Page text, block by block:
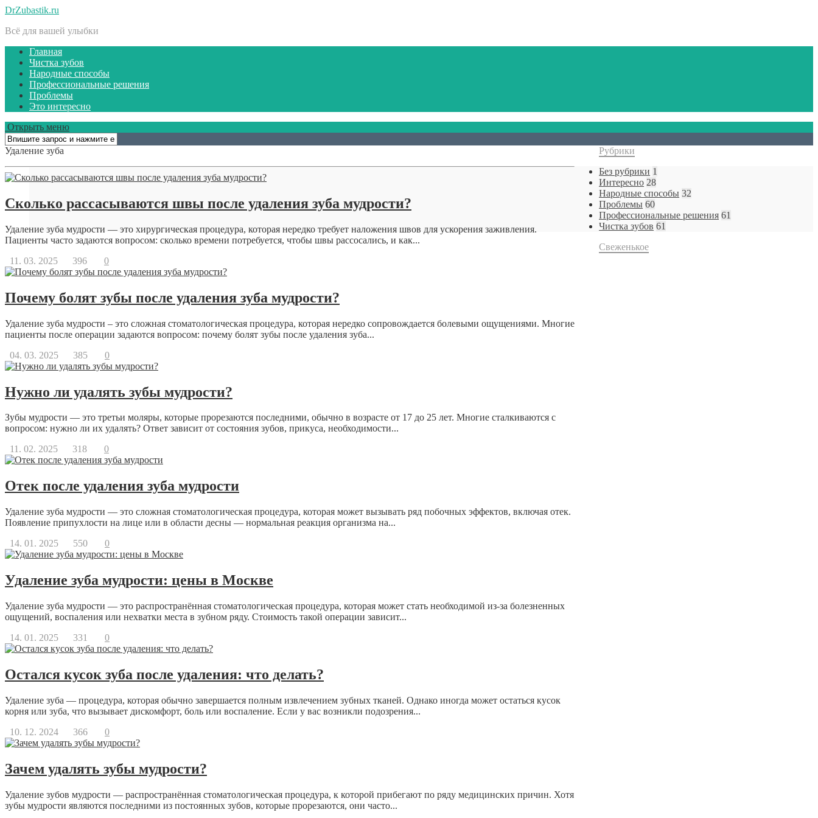
DrZubastik.ru
Всё для вашей улыбки
Главная
Чистка зубов
Народные способы
Профессиональные решения
Проблемы
Это интересно
Открыть меню
Удаление зуба
Сколько рассасываются швы после удаления зуба мудрости?
Удаление зуба мудрости — это хирургическая процедура, которая нередко требует наложения швов для ускорения заживления.
Пациенты часто задаются вопросом: сколько времени потребуется, чтобы швы рассосались, и как...
11. 03. 2025
396 0
Почему болят зубы после удаления зуба мудрости?
Удаление зуба мудрости – это сложная стоматологическая процедура, которая нередко сопровождается болевыми ощущениями. Многие
пациенты после операции задаются вопросом: почему болят зубы после удаления зуба...
04. 03. 2025
385 0
Нужно ли удалять зубы мудрости?
Зубы мудрости — это третьи моляры, которые прорезаются последними, обычно в возрасте от 17 до 25 лет. Многие сталкиваются с
вопросом: нужно ли их удалять? Ответ зависит от состояния зубов, прикуса, необходимости...
11. 02. 2025
318 0
Отек после удаления зуба мудрости
Удаление зуба мудрости — это сложная стоматологическая процедура, которая может вызывать ряд побочных эффектов, включая отек.
Появление припухлости на лице или в области десны — нормальная реакция организма на...
14. 01. 2025
550 0
Удаление зуба мудрости: цены в Москве
Удаление зуба мудрости — это распространённая стоматологическая процедура, которая может стать необходимой из-за болезненных
ощущений, воспаления или нехватки места в зубном ряду. Стоимость такой операции зависит...
14. 01. 2025
331 0
Остался кусок зуба после удаления: что делать?
Удаление зуба — процедура, которая обычно завершается полным извлечением зубных тканей. Однако иногда может остаться кусок
корня или зуба, что вызывает дискомфорт, боль или воспаление. Если у вас возникли подозрения...
10. 12. 2024
366 0
Зачем удалять зубы мудрости?
Удаление зубов мудрости — распространённая стоматологическая процедура, к которой прибегают по ряду медицинских причин. Хотя
зубы мудрости являются последними из постоянных зубов, которые прорезаются, они часто...
Рубрики
Без рубрики 1
Интересно 28
Народные способы 32
Проблемы 60
Профессиональные решения 61
Чистка зубов 61
Свеженькое